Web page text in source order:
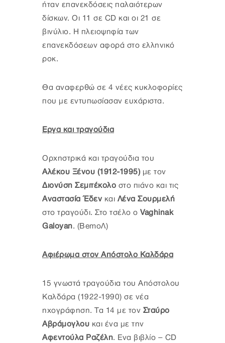
ήταν επανεκδόσεις παλαιότερων
δίσκων. Οι 11 σε CD και οι 21 σε
βινύλιο. Η πλειοψηφία των
επανεκδόσεων αφορά στο ελληνικό
ροκ.
Θα αναφερθώ σε 4 νέες κυκλοφορίες
που με εντυπωσίασαν ευχάριστα.
Εργα και τραγούδια
Ορχηστρικά και τραγούδια του
Αλέκου Ξένου (1912-1995)με τον
Διονύση Σεμιτέκολο στο πιάνο και τις
Αναστασία Έδεν και Λένα Σουρμελή
στο τραγούδι. Στο τσέλο ο Vaghinak
Galoyan. (BemoΛ)
Αφιέρωμα στον Απόστολο Καλδάρα
15 γνωστά τραγούδια του Απόστολου
Καλδάρα (1922-1990) σε νέα
ηχογράφηση. Τα 14 με τον Σταύρο
Αβράμογλου και ένα με την
Αφεντούλα Ραζέλη. Ενα βιβλίο – CD